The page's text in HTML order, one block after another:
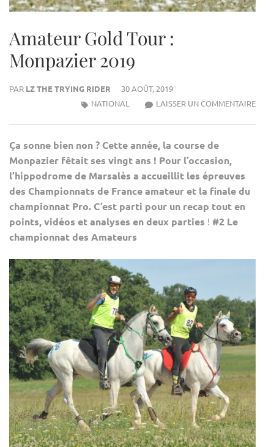
Amateur Gold Tour :
Monpazier 2019
PAR LZ THE TRYING RIDER
30 AOÛT, 2019
LAISSER UN COMMENTAIRE
NATIONAL
Ça sonne bien non ? Cette année, la course de
Monpazier fêtait ses vingt ans ! Pour l’occasion,
l’hippodrome de Marsalès a accueillit les épreuves
des Championnats de France amateur et la finale du
championnat Pro. C’est parti pour un recap tout en
points, vidéos et analyses en deux parties ! #2 Le
championnat des Amateurs